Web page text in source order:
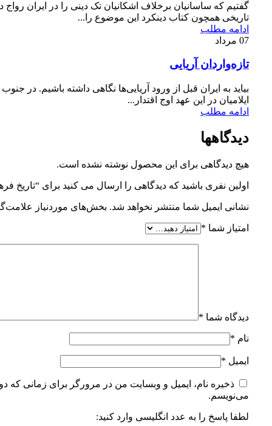
گفتیم که ساسانیان برخلاف اشکانیان تک دینی را در ایران رواج
تاریخی همچون کتاب دینکرد این موضوع را...
ادامه مطلب
07 مرداد
تازه‌‌واردان آریایی
بیاید به ایران قبل از ورود آریایی‌ها نگاهی داشته باشیم. در
ایلامیان در این عهد اوج اقتدار...
ادامه مطلب
دیدگاهها
هیچ دیدگاهی برای این محصول نوشته نشده است.
اولین نفری باشید که دیدگاهی را ارسال می کنید برای “تاریخ
نشانی ایمیل شما منتشر نخواهد شد. بخش‌های موردنیاز
امتیاز شما *
دیدگاه شما *
نام *
ایمیل *
ذخیره نام، ایمیل و وبسایت من در مرورگر برای زمانی که
می‌نویسم.
لطفا پاسخ را به عدد انگلیسی وارد کنید: